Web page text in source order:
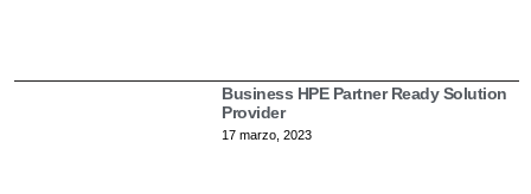
Business HPE Partner Ready Solution
Provider
17 marzo, 2023